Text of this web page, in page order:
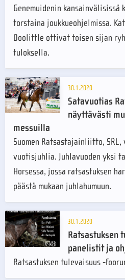
Genemuidenin
torstaina joukkueohjelmissa.
Doolittle ottivat toisen sijan
tuloksella.
30.1.2020
Satavuotias
näyttävästi
messuilla
Suomen Ratsastajainliitto,
vuotisjuhlia. Juhlavuoden yksi
Horsessa, jossa ratsastuksen
päästä mukaan juhlahumuun.
30.1.2020
Ratsastuksen
panelistit ja
Ratsastuksen tulevaisuus -